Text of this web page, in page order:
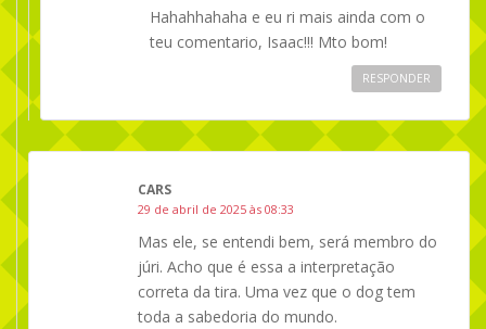
Hahahhahaha e eu ri mais ainda com o
teu comentario, Isaac!!! Mto bom!
RESPONDER
CARS
29 de abril de 2025 às 08:33
Mas ele, se entendi bem, será membro do
júri. Acho que é essa a interpretação
correta da tira. Uma vez que o dog tem
toda a sabedoria do mundo.